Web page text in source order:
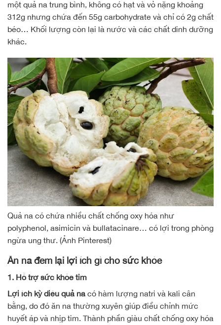
một quả na trung bình, không có hạt và vỏ nặng khoảng
312g nhưng chứa đến 55g carbohydrate và chỉ có 2g chất
béo… Khối lượng còn lại là nước và các chất dinh dưỡng
khác.
Quả na có chứa nhiều chất chống oxy hóa như
polyphenol, asimicin và bullatacinare… có lợi trong phòng
ngừa ung thư. (Ảnh Pinterest)
Ăn na đem lại lợi ích gì cho sức khỏe
1. Hỗ trợ sức khỏe tim
Lợi ích kỳ diệu quả na có hàm lượng natri và kali cân
bằng, do đó ăn na thường xuyên giúp điều chỉnh mức
huyết áp và nhịp tim. Thành phần giàu chất chống oxy hóa